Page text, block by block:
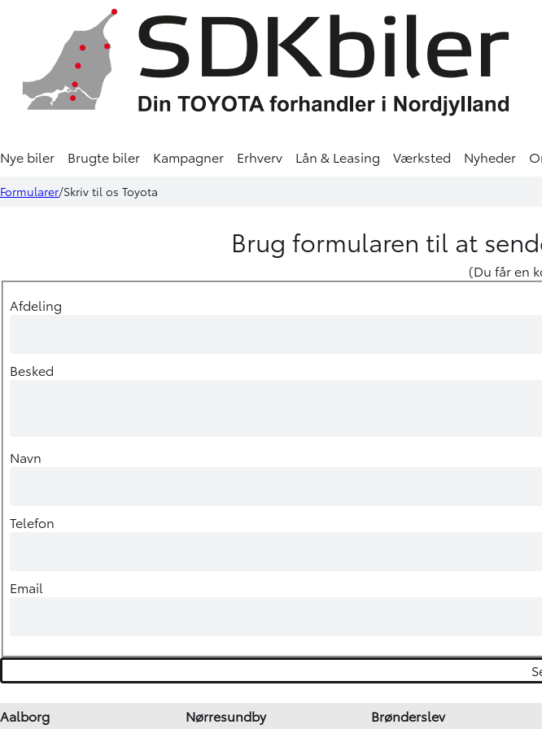
Nye biler Brugte biler Kampagner Erhverv Lån & Leasing Værksted Nyheder
Formularer Skriv til os Toyota
Brug formularen til at
(Du får en
Afdeling
Besked
Navn
Telefon
Email
Aalborg Nørresundby Brønderslev